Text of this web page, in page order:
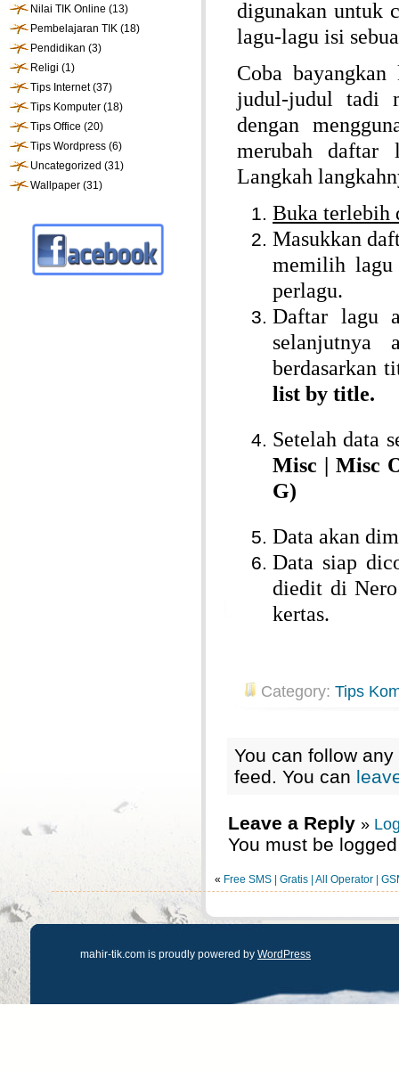
Nilai TIK Online (13)
Pembelajaran TIK (18)
Pendidikan (3)
Religi (1)
Tips Internet(37)
Tips Komputer (18)
Tips Office (20)
Tips Wordpress (6)
Uncategorized (31)
Wallpaper (31)
digunakan untuk
lagu-lagu isi
Coba
judul-judul tadi
dengan
merubah
Langkah
Buka terlebih
Masukkan
memilih lagu
perlagu.
Daftar lagu
selanjutnya
berdasarkan
list by title.
Setelah data
Misc | Misc
G)
Data akan
Data siap
diedit di
kertas.
Category: Tips
You can follow
feed. You can
Leave a Reply »
You must be
« Free SMS | Gratis | All Operator |
mahir-tik.com is proudly powered by WordPress